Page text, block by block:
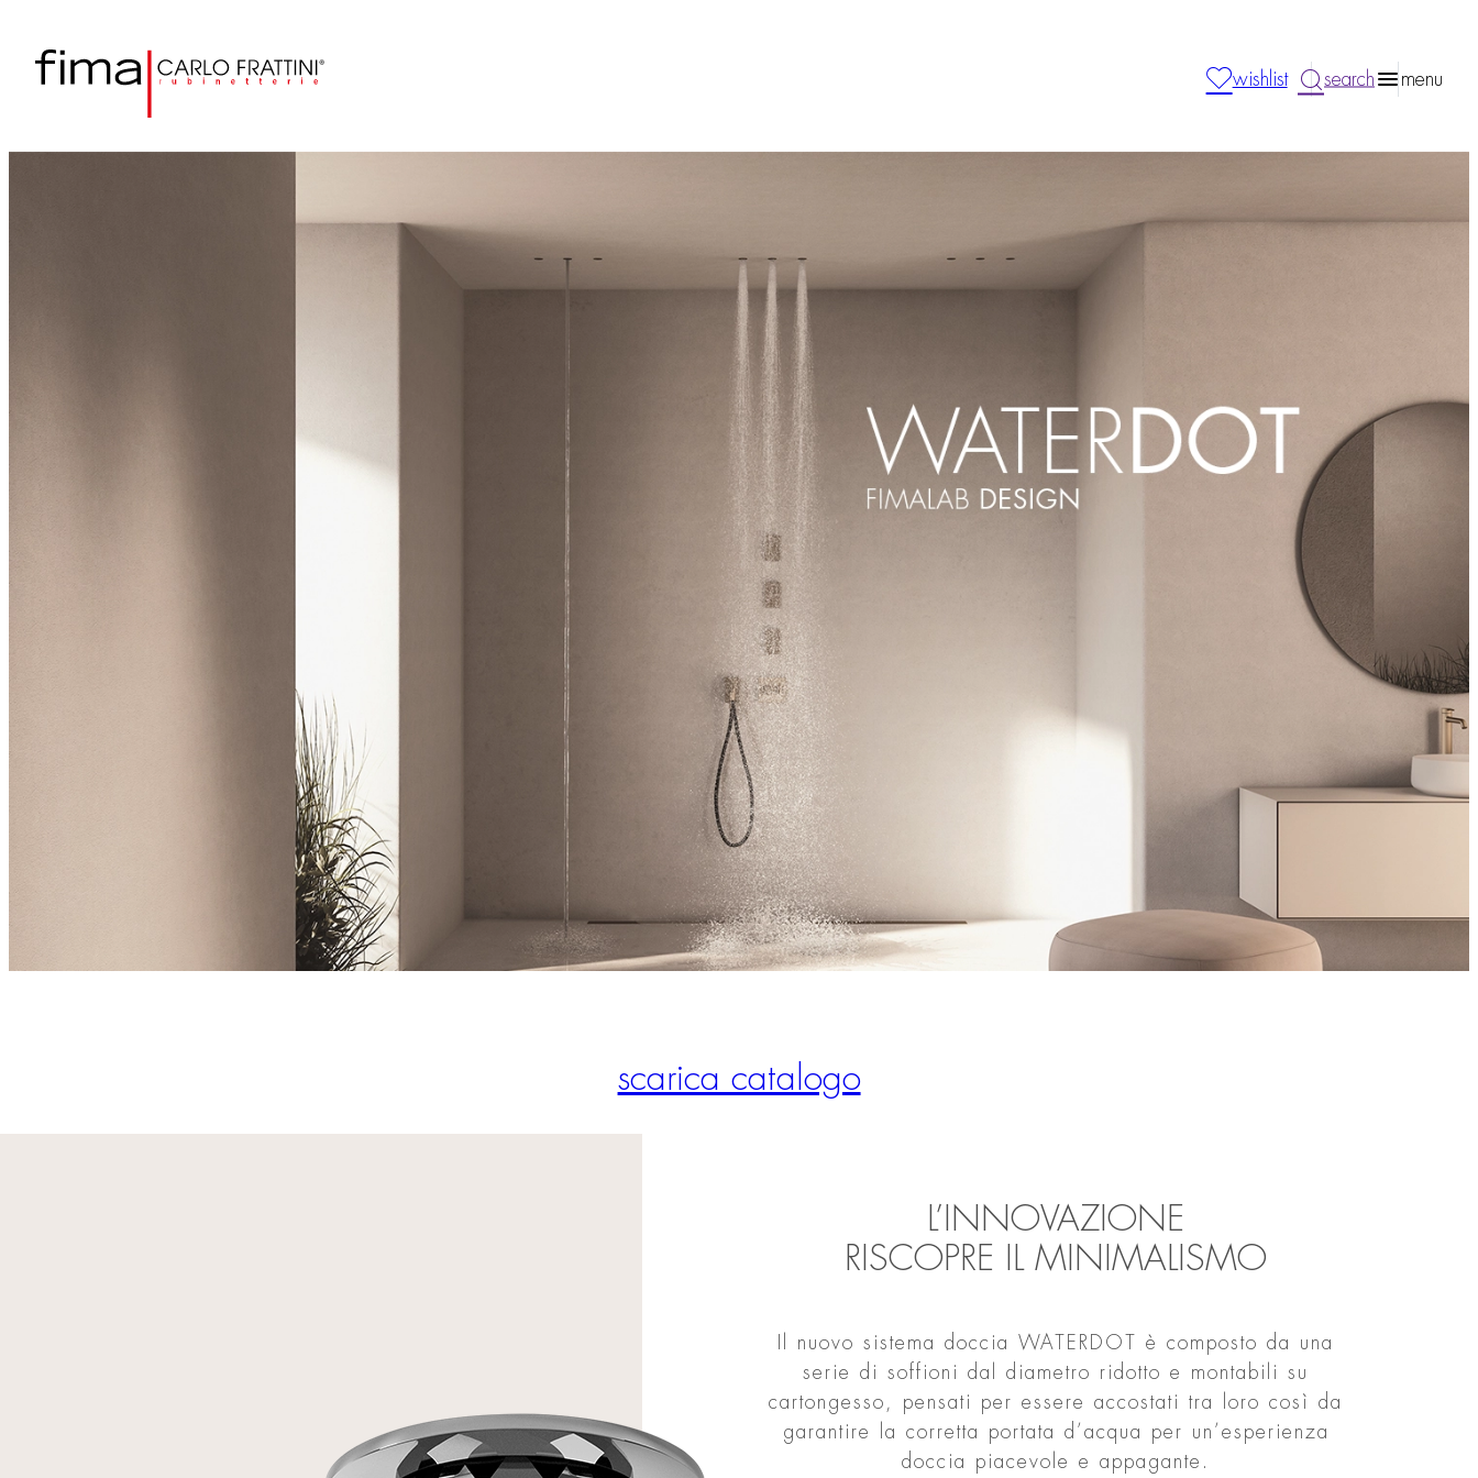
wishlist search menu
scarica catalogo
L’INNOVAZIONE
RISCOPRE IL MINIMALISMO
Il nuovo sistema doccia WATERDOT è composto da una
serie di soffioni dal diametro ridotto e montabili su
cartongesso, pensati per essere accostati tra loro così da
garantire la corretta portata d’acqua per un’esperienza
doccia piacevole e appagante.